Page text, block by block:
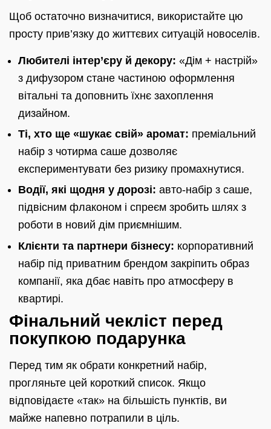
Щоб остаточно визначитися, використайте цю
просту прив’язку до життєвих ситуацій новоселів.
Любителі інтер’єру й декору: «Дім + настрій»
з дифузором стане частиною оформлення
вітальні та доповнить їхнє захоплення
дизайном.
Ті, хто ще «шукає свій» аромат: преміальний
набір з чотирма саше дозволяє
експериментувати без ризику промахнутися.
Водії, які щодня у дорозі: авто-набір з саше,
підвісним флаконом і спреєм зробить шлях з
роботи в новий дім приємнішим.
Клієнти та партнери бізнесу: корпоративний
набір під приватним брендом закріпить образ
компанії, яка дбає навіть про атмосферу в
квартирі.
Фінальний чекліст перед
покупкою подарунка
Перед тим як обрати конкретний набір,
прогляньте цей короткий список. Якщо
відповідаєте «так» на більшість пунктів, ви
майже напевно потрапили в ціль.